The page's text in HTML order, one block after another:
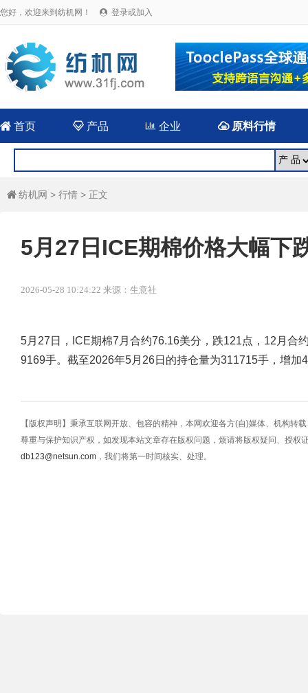
您好，欢迎来到纺机网！  登录或加入
 首页 产品  企业 原料行情
 纺机网 > 行情 > 正文
5月27日ICE期棉价格大幅下
2026-05-28 10:24:22 来源：生意社
5月27日，ICE期棉7月合约76.16美分，跌121点，12月合
9169手。截至2026年5月26日的持仓量为311715手，增加
【版权声明】秉承互联网开放、包容的精神，本网欢迎各方(自)媒体、机构转
尊重与保护知识产权，如发现本站文章存在版权问题，烦请将版权疑问、授权
db123@netsun.com ，我们将第一时间核实、处理。